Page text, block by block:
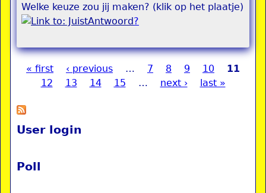
Welke keuze zou jij maken? (klik op het plaatje)
?
Pages
« first ‹ previous … 7 8 9 10
11
12
13 14 15 … next › last »
User login
Poll